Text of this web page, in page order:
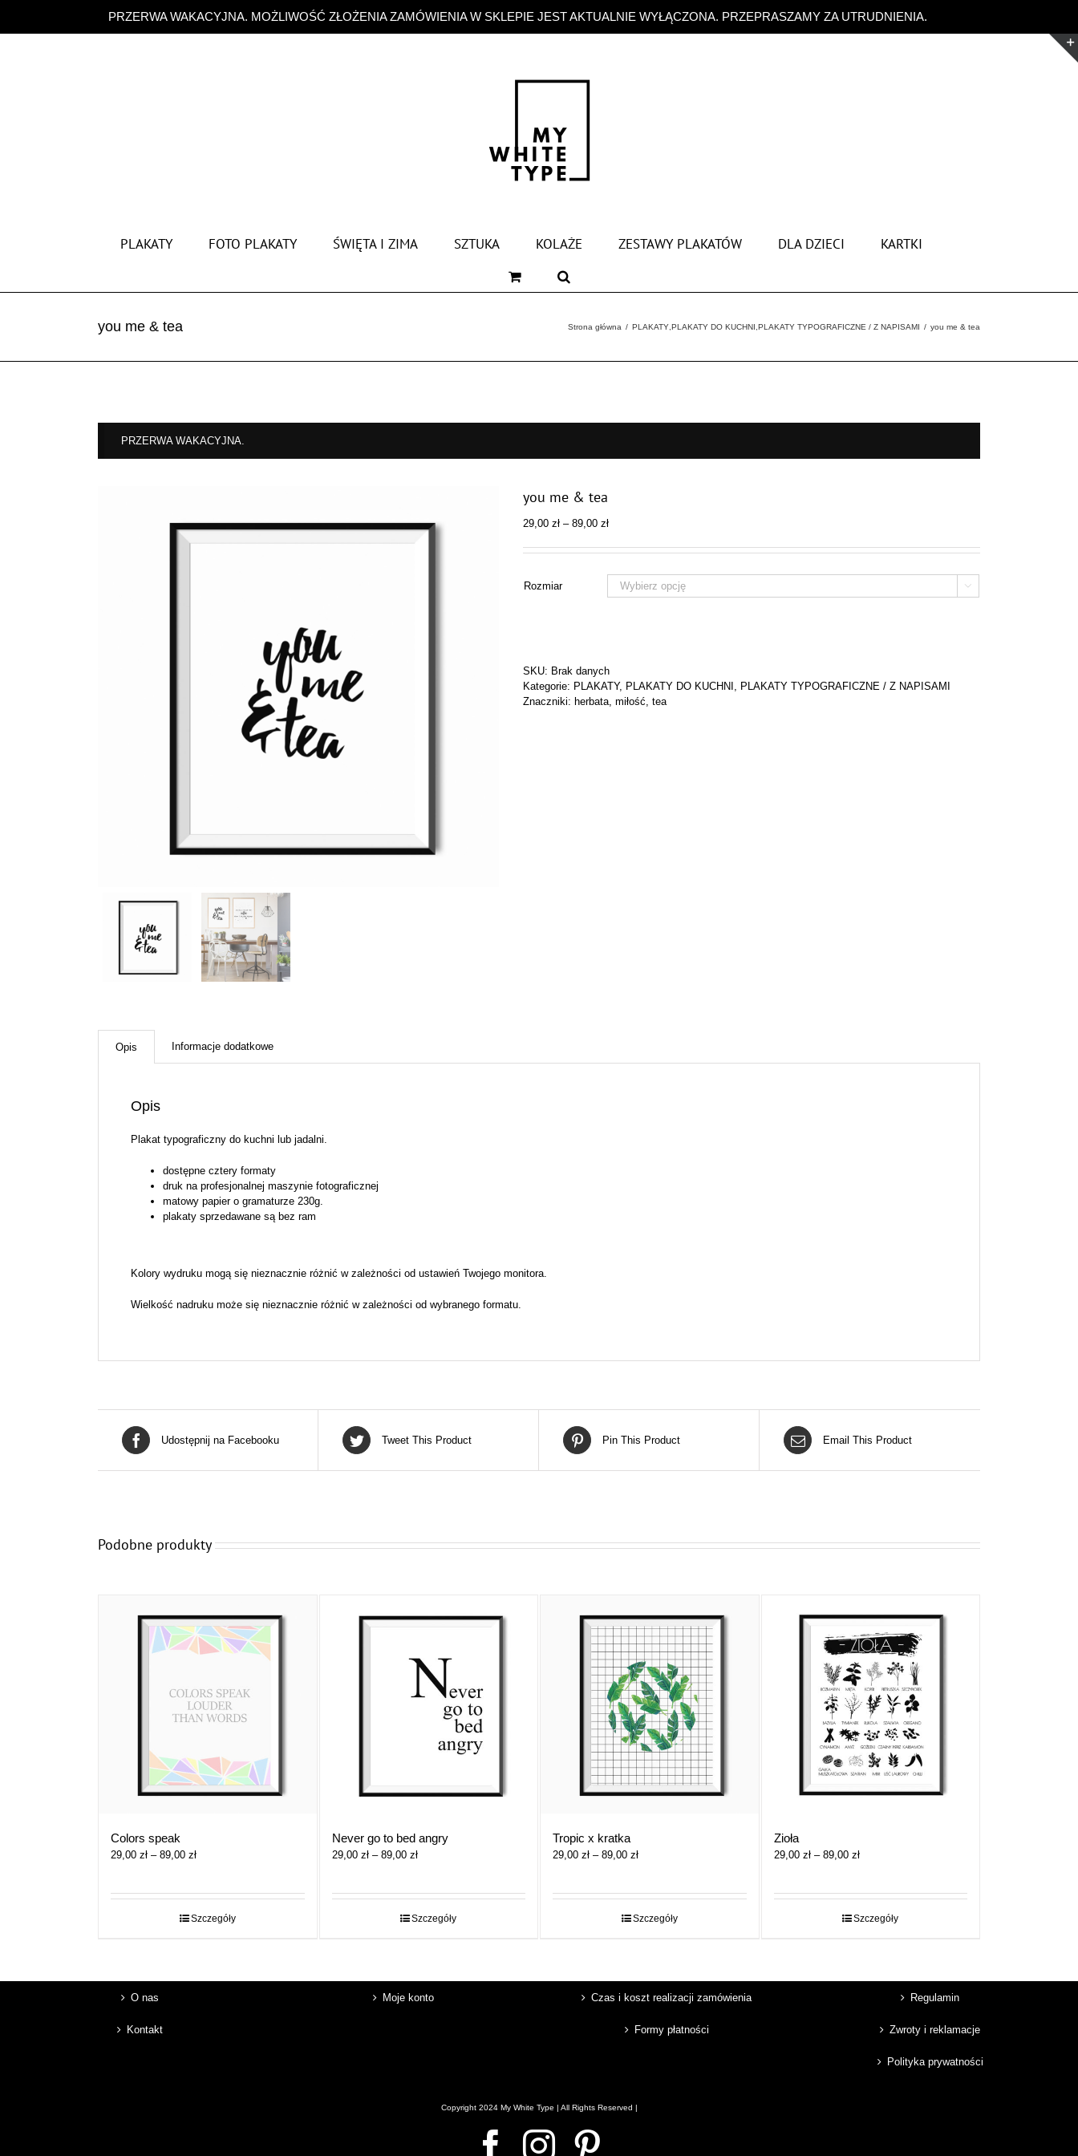
PRZERWA WAKACYJNA. MOŻLIWOŚĆ ZŁOŻENIA ZAMÓWIENIA W SKLEPIE JEST AKTUALNIE WYŁĄCZONA. PRZEPRASZAMY ZA UTRUDNIENIA.
zawartości
PLAKATY FOTO PLAKATY ŚWIĘTA I ZIMA SZTUKA KOLAŻE ZESTAWY PLAKATÓW DLA DZIECI KARTKI
you me & tea Strona główna PLAKATY PLAKATY DO KUCHNI PLAKATY TYPOGRAFICZNE / Z NAPISAMI you me & tea
PRZERWA WAKACYJNA.
you me & tea
29,00 zł – 89,00 złZakres
od
89,00 zł
Rozmiar 
SKU: Brak danych
Kategorie: PLAKATY, PLAKATY DO KUCHNI , PLAKATY TYPOGRAFICZNE / Z NAPISAMI
Znaczniki: herbata, miłość, tea
Opis Informacje dodatkowe
Opis
Plakat typograficzny do kuchni lub jadalni.
dostępne cztery formaty
druk na profesjonalnej maszynie fotograficznej
matowy papier o gramaturze 230g.
plakaty sprzedawane są bez ram
Kolory wydruku mogą się nieznacznie różnić w zależności od ustawień Twojego monitora.
Wielkość nadruku może się nieznacznie różnić w zależności od wybranego formatu.
Udostępnij na Facebooku Tweet This Product Pin This Product Email This Product
Podobne produkty
Colors speak
29,00 zł – 89,00 złZakres
29,00 zł
do
Szczegóły
Never go to bed angry
29,00 zł – 89,00 złZakres
29,00 zł
do
Szczegóły
Tropic x kratka
29,00 zł – 89,00 złZakres
29,00 zł
do
Szczegóły
Zioła
29,00 zł – 89,00 złZakres
29,00 zł
do
Szczegóły
O nas
Kontakt
Moje konto Czas i koszt realizacji zamówienia
Formy płatności
Regulamin
Zwroty i reklamacje
Polityka prywatności
Copyright 2024 My White Type | All Rights Reserved |
Facebook
Instagram